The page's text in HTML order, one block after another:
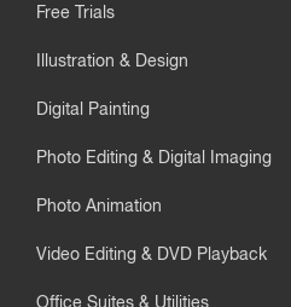
Free Trials
Illustration & Design
Digital Painting
Photo Editing & Digital Imaging
Photo Animation
Video Editing & DVD Playback
Office Suites & Utilities